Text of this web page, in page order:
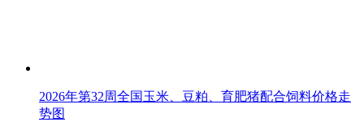
2026年第32周全国玉米、豆粕、育肥猪配合饲料价格走
势图